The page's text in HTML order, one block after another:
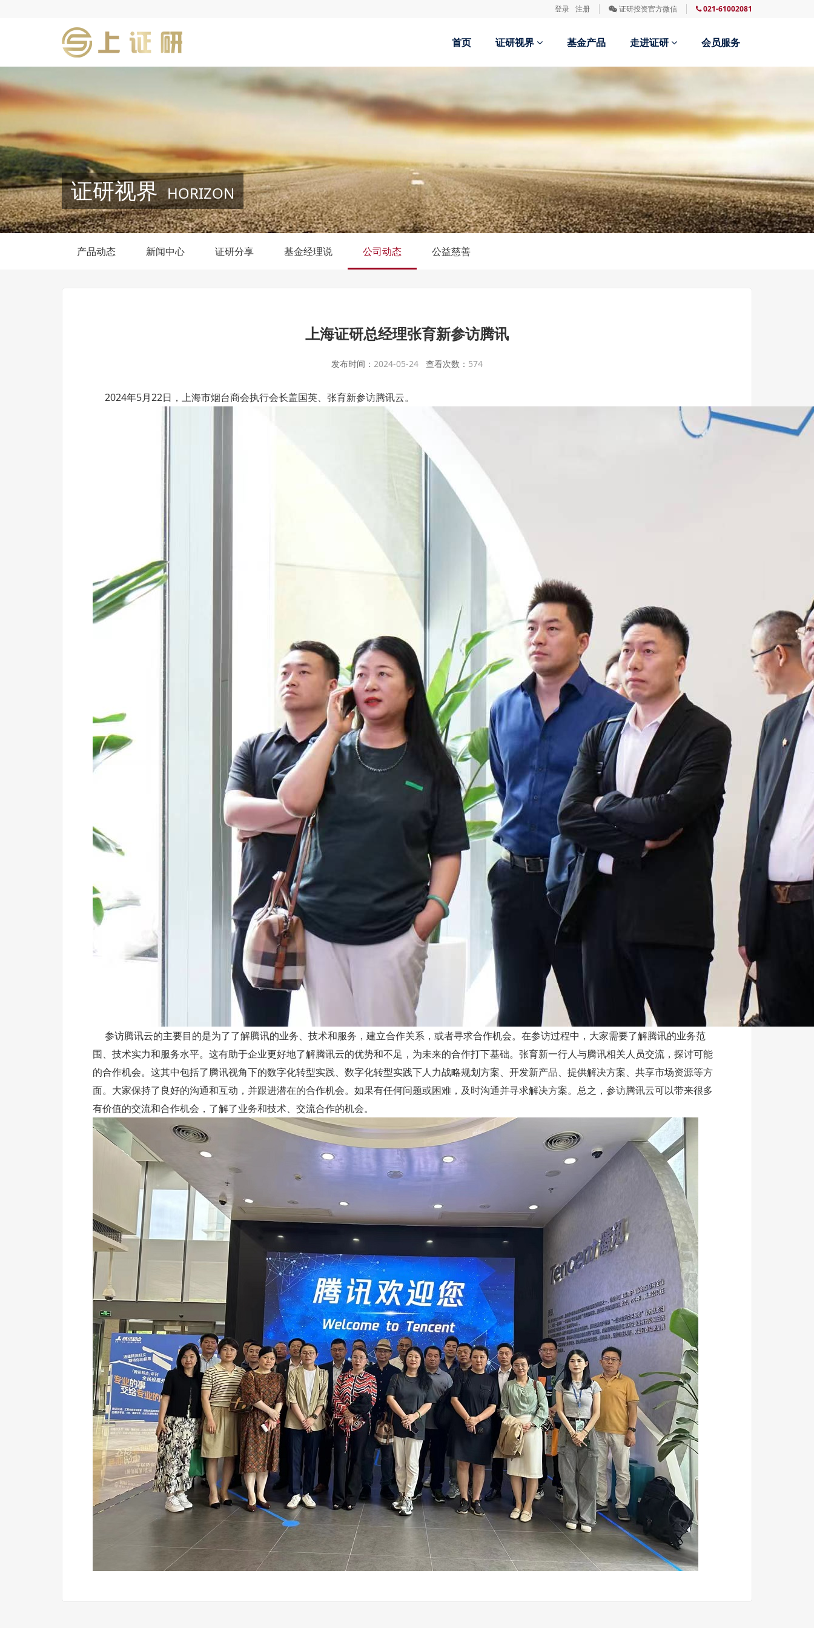
登录 注册 证研投资官方微信 021-61002081
首页 证研视界 基金产品 走进证研 会员服务
证研视界 HORIZON
产品动态 新闻中心 证研分享 基金经理说 公司动态 公益慈善
上海证研总经理张育新参访腾讯
发布时间： 2024-05-24 查看次数： 574
2024年5月22日，上海市烟台商会执行会长盖国英、张育新参访腾讯云。
参访腾讯云的主要目的是为了了解腾讯的业务、技术和服务，建立合作关系，或者寻求合作机会。在参访过程中，大家需要了解腾讯的业务范
围、技术实力和服务水平。这有助于企业更好地了解腾讯云的优势和不足，为未来的合作打下基础。张育新一行人与腾讯相关人员交流，探讨可能
的合作机会。这其中包括了腾讯视角下的数字化转型实践、数字化转型实践下人力战略规划方案、开发新产品、提供解决方案、共享市场资源等方
面。大家保持了良好的沟通和互动，并跟进潜在的合作机会。如果有任何问题或困难，及时沟通并寻求解决方案。总之，参访腾讯云可以带来很多
有价值的交流和合作机会，了解了业务和技术、交流合作的机会。